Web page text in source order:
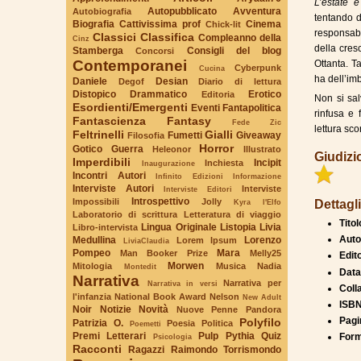
Autobiografia Autopubblicato
Avventura
Biografia Cattivissima prof Chick-lit Cinema
Cinz Classici Classifica Compleanno della
Stamberga
Concorsi Consigli del blog
Contemporanei Cucina Cyberpunk
Daniele Degof Desian Diario di lettura
Distopico Drammatico Editoria Erotico
Esordienti/Emergenti Eventi Fantapolitica
Fantascienza Fantasy Fede Zic
Feltrinelli Filosofia Fumetti Gialli Giveaway
Gotico
Guerra Heleonor Horror Illustrato
Imperdibili Inaugurazione Inchiesta
Incipit
Incontri Autori
Infinito Edizioni Informazione
Interviste Autori Interviste Editori
Interviste
Impossibili
Introspettivo Jolly Kyra l'Elfo
Laboratorio di scrittura
Letteratura di viaggio
Libro-intervista Lingua Originale Listopia Livia
Medullina
LiviaClaudia Lorem Ipsum
Lorenzo
Pompeo
Man Booker Prize Mara
Melly25
Mitologia
Montedit Morwen Musica Nadia
Narrativa Narrativa in versi
Narrativa per
l'infanzia National Book Award Nelson New Adult
Noir Notizie Novità Nuove Penne Pandora
Patrizia O. Poemetti Poesia Politica Polyfilo
Premi Letterari Psicologia Pulp Pythia Quiz
Racconti Ragazzi Raimondo Torrismondo
L’estate
tentando
della
Ottanta.
ha
Non si
rinfusa e
lettura